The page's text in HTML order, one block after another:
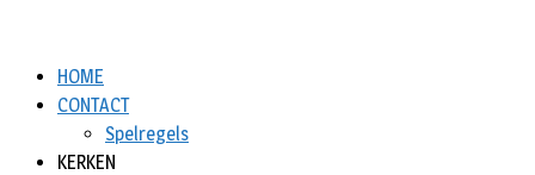
HOME
CONTACT
Spelregels
KERKEN